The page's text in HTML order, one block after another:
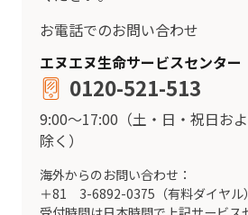
お電話でのお問い合わせ
エヌエヌ生命サービスセンター
0120-521-513
9:00～17:00（土・日・祝日お
除く）
海外からのお問い合わせ：
＋81 3-6892-0375（有料ダイヤル）